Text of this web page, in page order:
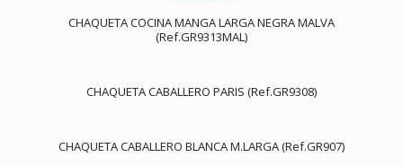
CHAQUETA COCINA MANGA LARGA NEGRA MALVA
(Ref.GR9313MAL)
CHAQUETA CABALLERO PARIS (Ref.GR9308)
CHAQUETA CABALLERO BLANCA M.LARGA (Ref.GR907)